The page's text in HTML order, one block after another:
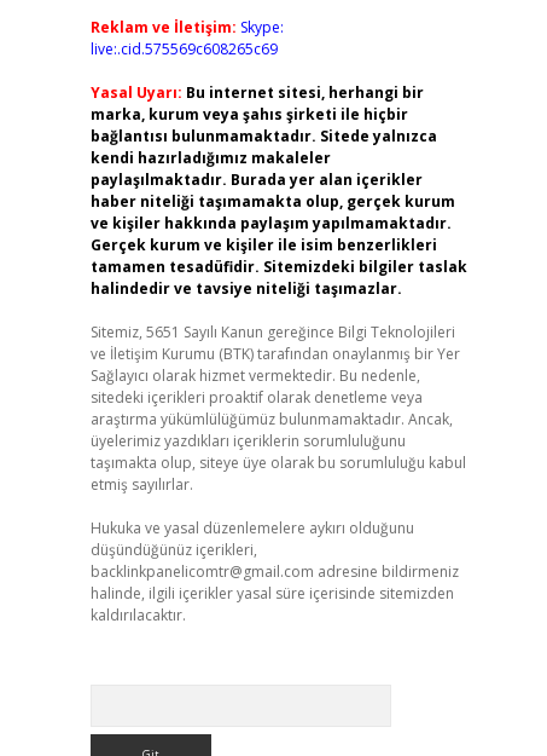
Reklam ve İletişim: Skype:
live:.cid.575569c608265c69
Yasal Uyarı: Bu internet sitesi, herhangi bir
marka, kurum veya şahıs şirketi ile hiçbir
bağlantısı bulunmamaktadır. Sitede yalnızca
kendi hazırladığımız makaleler
paylaşılmaktadır. Burada yer alan içerikler
haber niteliği taşımamakta olup, gerçek kurum
ve kişiler hakkında paylaşım yapılmamaktadır.
Gerçek kurum ve kişiler ile isim benzerlikleri
tamamen tesadüfidir. Sitemizdeki bilgiler taslak
halindedir ve tavsiye niteliği taşımazlar.
Sitemiz, 5651 Sayılı Kanun gereğince Bilgi Teknolojileri
ve İletişim Kurumu (BTK) tarafından onaylanmış bir Yer
Sağlayıcı olarak hizmet vermektedir. Bu nedenle,
sitedeki içerikleri proaktif olarak denetleme veya
araştırma yükümlülüğümüz bulunmamaktadır. Ancak,
üyelerimiz yazdıkları içeriklerin sorumluluğunu
taşımakta olup, siteye üye olarak bu sorumluluğu kabul
etmiş sayılırlar.
Hukuka ve yasal düzenlemelere aykırı olduğunu
düşündüğünüz içerikleri,
backlinkpanelicomtr@gmail.com adresine bildirmeniz
halinde, ilgili içerikler yasal süre içerisinde sitemizden
kaldırılacaktır.